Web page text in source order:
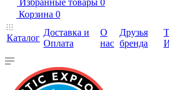
Избранные товары 0
Корзина 0
Каталог
Доставка и
Оплата
О
нас
Друзья
бренда